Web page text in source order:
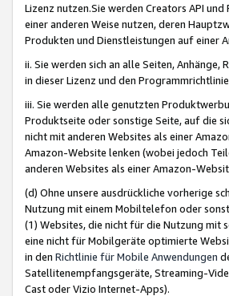
Lizenz nutzen.Sie werden Creators API
einer anderen Weise nutzen, deren
Produkten und Dienstleistungen auf einer
ii. Sie werden sich an alle Seiten,
in dieser Lizenz und den
iii. Sie werden alle genutzten
Produktseite oder sonstige Seite, auf die
nicht mit anderen Websites als einer
Amazon-Website lenken (wobei jedoch
anderen Websites als einer Amazon-
(d) Ohne unsere ausdrückliche vorherige
Nutzung mit einem Mobiltelefon oder
(1) Websites, die nicht für die Nutzung mit
eine nicht für Mobilgeräte optimierte
in den Richtlinie für Mobile Anwendungen
Satellitenempfangsgeräte, Streaming-
Cast oder Vizio Internet-Apps).